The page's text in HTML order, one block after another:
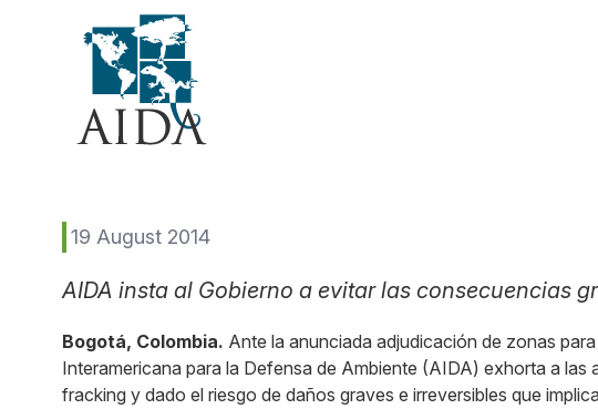
19 August 2014
AIDA insta al Gobierno a evitar las consecuencias
Bogotá, Colombia. Ante la anunciada adjudicación de zonas
Interamericana para la Defensa de Ambiente (AIDA) exhorta a
fracking y dado el riesgo de daños graves e irreversibles que